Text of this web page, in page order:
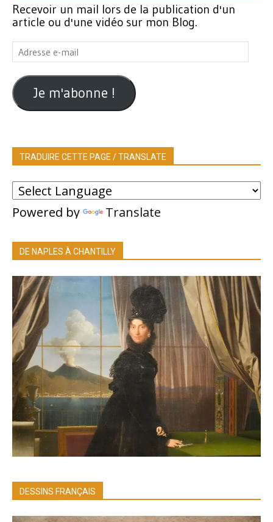
Recevoir un mail lors de la publication d'un
article ou d'une vidéo sur mon Blog.
Adresse
e-
mail
Je m'abonne !
TRADUIRE CETTE PAGE / TRANSLATE
Powered by Translate
DE NAPLES À CHANTILLY
DESSINS FRANÇAIS